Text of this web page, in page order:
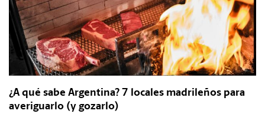
¿A qué sabe Argentina? 7 locales madrileños para
averiguarlo (y gozarlo)